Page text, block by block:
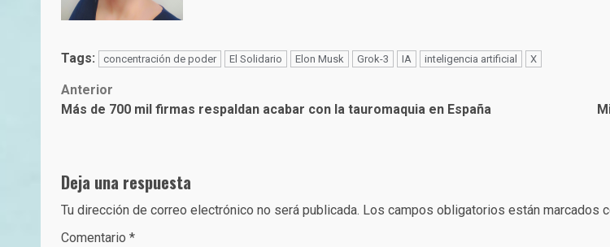
Tags: concentración de poder El Solidario Elon Musk Grok-3 IA inteligencia artificial X
Post
Anterior
Más de 700 mil firmas respaldan acabar con la tauromaquia en España
Deja una respuesta
Tu dirección de correo electrónico no será publicada. Los campos obligatorios están marcados
Comentario *